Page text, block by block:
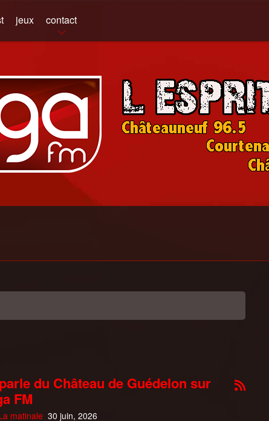
jeux contact
du Château de Guédelon sur
FM
matinale 30 juin, 2026